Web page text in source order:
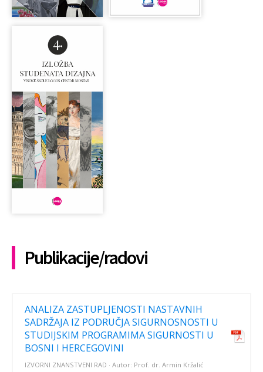
Publikacije/radovi
ANALIZA ZASTUPLJENOSTI NASTAVNIH
SADRŽAJA IZ PODRUČJA SIGURNOSNOSTI U
STUDIJSKIM PROGRAMIMA SIGURNOSTI U
BOSNI I HERCEGOVINI
IZVORNI ZNANSTVENI RAD · Autor: Prof. dr. Armin Kržalić